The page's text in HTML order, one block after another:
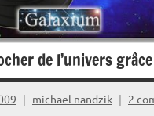
de l’univers
michael nandzik 2